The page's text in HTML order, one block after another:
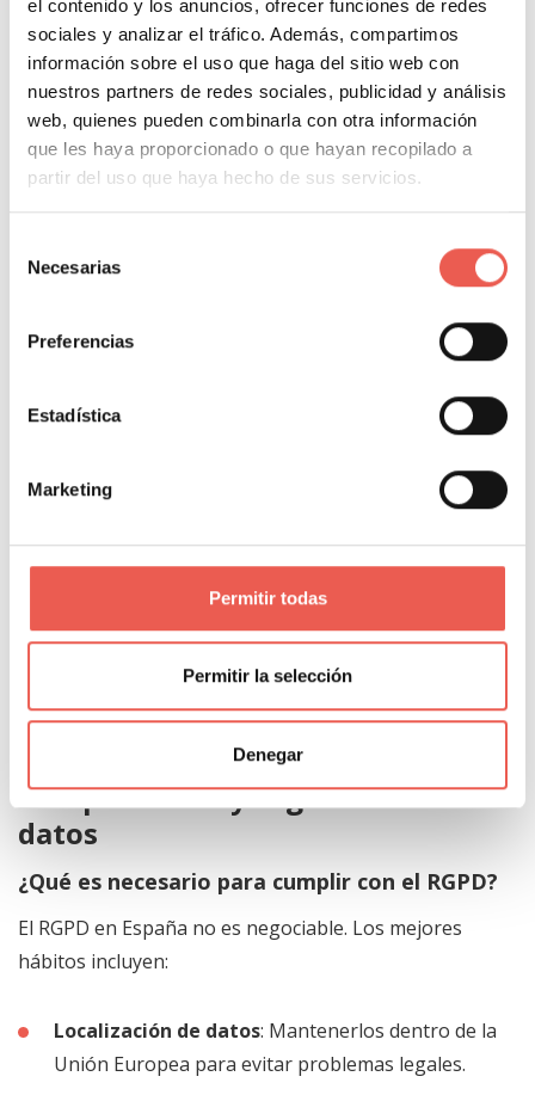
el contenido y los anuncios, ofrecer funciones de redes
sociales y analizar el tráfico. Además, compartimos
información sobre el uso que haga del sitio web con
nuestros partners de redes sociales, publicidad y análisis
web, quienes pueden combinarla con otra información
que les haya proporcionado o que hayan recopilado a
partir del uso que haya hecho de sus servicios.
Necesarias
Preferencias
Estadística
Marketing
Permitir todas
Permitir la selección
Denegar
carga irregulares.
Amazon DynamoDB, Google Firestore, MongoDB
Atlas
automáticamente son como el piloto automático de
¿Cómo asegurar el
cumplimiento normativo y
la escalabilidad a futuro?
La seguridad y el cumplimiento legal, además de la
capacidad para crecer junto con las necesidades del
proyecto, se han vuelto requisitos imposibles de
consideraciones pesan más que nunca.
Cumplimiento y seguridad de los
datos
¿Qué es necesario para cumplir con el RGPD?
El RGPD en España no es negociable. Los mejores
hábitos incluyen:
Localización de datos: Mantenerlos dentro de la
Unión Europea para evitar problemas legales.